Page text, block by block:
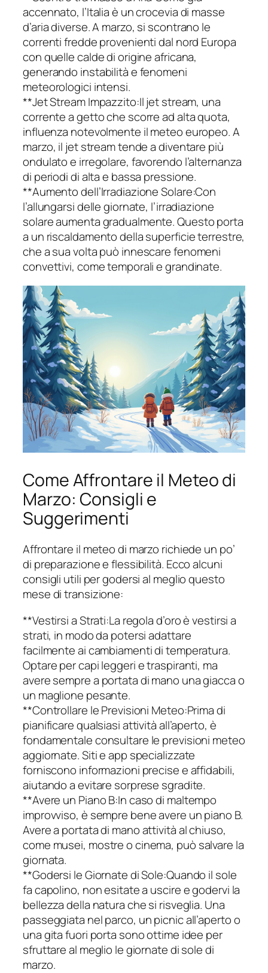
accennato, l’Italia è un crocevia di masse
d’aria diverse. A marzo, si scontrano le
correnti fredde provenienti dal nord Europa
con quelle calde di origine africana,
generando instabilità e fenomeni
meteorologici intensi.
**Jet Stream Impazzito:Il jet stream, una
corrente a getto che scorre ad alta quota,
influenza notevolmente il meteo europeo. A
marzo, il jet stream tende a diventare più
ondulato e irregolare, favorendo l’alternanza
di periodi di alta e bassa pressione.
**Aumento dell’Irradiazione Solare:Con
l’allungarsi delle giornate, l’irradiazione
solare aumenta gradualmente. Questo porta
a un riscaldamento della superficie terrestre,
che a sua volta può innescare fenomeni
convettivi, come temporali e grandinate.
Come Affrontare il Meteo di
Marzo: Consigli e
Suggerimenti
Affrontare il meteo di marzo richiede un po’
di preparazione e flessibilità. Ecco alcuni
consigli utili per godersi al meglio questo
mese di transizione:
**Vestirsi a Strati:La regola d’oro è vestirsi a
strati, in modo da potersi adattare
facilmente ai cambiamenti di temperatura.
Optare per capi leggeri e traspiranti, ma
avere sempre a portata di mano una giacca o
un maglione pesante.
**Controllare le Previsioni Meteo:Prima di
pianificare qualsiasi attività all’aperto, è
fondamentale consultare le previsioni meteo
aggiornate. Siti e app specializzate
forniscono informazioni precise e affidabili,
aiutando a evitare sorprese sgradite.
**Avere un Piano B:In caso di maltempo
improvviso, è sempre bene avere un piano B.
Avere a portata di mano attività al chiuso,
come musei, mostre o cinema, può salvare la
giornata.
**Godersi le Giornate di Sole:Quando il sole
fa capolino, non esitate a uscire e godervi la
bellezza della natura che si risveglia. Una
passeggiata nel parco, un picnic all’aperto o
una gita fuori porta sono ottime idee per
sfruttare al meglio le giornate di sole di
marzo.